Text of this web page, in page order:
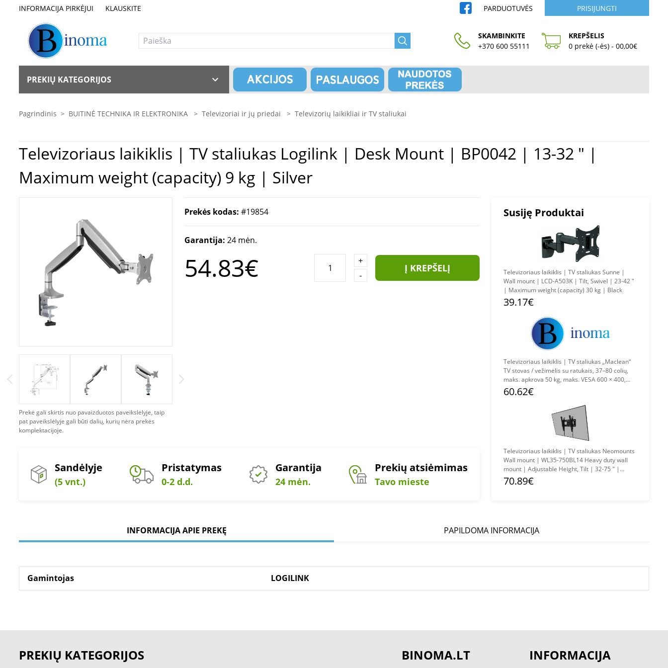
INFORMACIJA PIRKĖJUI KLAUSKITE PARDUOTUVĖS PRISIJUNGTI
SKAMBINKITE
+370 600 55111
KREPŠELIS
0 prekė (-ės) - 00,00€
PREKIŲ KATEGORIJOS
Pagrindinis > BUITINĖ TECHNIKA IR ELEKTRONIKA > Televizoriai ir jų priedai > Televizorių laikikliai ir TV staliukai
Televizoriaus laikiklis | TV staliukas Logilink | Desk Mount | BP0042 | 13-32 " |
Maximum weight (capacity) 9 kg | Silver
Prekė gali skirtis nuo pavaizduotos paveikslėlyje, taip
pat paveikslėlyje gali būti dalių, kurių nėra prekės
komplektacijoje.
Prekės kodas: #19854
Garantija: 24 mėn.
54.83€
+
-
Į KREPŠELĮ
Sandėlyje
(5 vnt.)
Pristatymas
0-2 d.d.
Garantija
24 mėn.
Prekių atsiėmimas
Tavo mieste
Susiję Produktai
Televizoriaus laikiklis | TV staliukas Sunne |
Wall mount | LCD-A503K | Tilt, Swivel | 23-42 "
| Maximum weight (capacity) 30 kg | Black
39.17€
Televizoriaus laikiklis | TV staliukas „Maclean“
TV stovas / vežimėlis su ratukais, 37–80 colių,
maks. apkrova 50 kg, maks. VESA 600 × 400,
baltas, MC-180 W
60.62€
Televizoriaus laikiklis | TV staliukas Neomounts
Wall mount | WL35-750BL14 Heavy duty wall
mount | Adjustable Height, Tilt | 32-75 " |
Maximum weight (capacity) 100 kg | Black
70.89€
INFORMACIJA APIE PREKĘ PAPILDOMA INFORMACIJA
Gamintojas LOGILINK
PREKIŲ KATEGORIJOS BINOMA.LT INFORMACIJA